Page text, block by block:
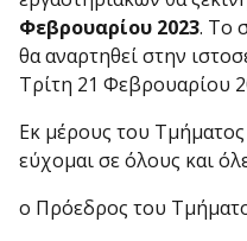
Φεβρουαρίου 2023. Το
θα αναρτηθεί στην
Τρίτη 21 Φεβρουαρίου
Εκ μέρους του
εύχομαι σε όλους και
ο Πρόεδρος του